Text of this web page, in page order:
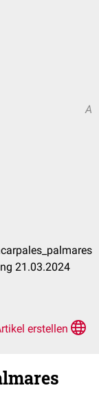
A
21.03.2024
erstellen